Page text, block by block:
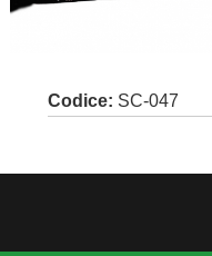
Codice: SC-047